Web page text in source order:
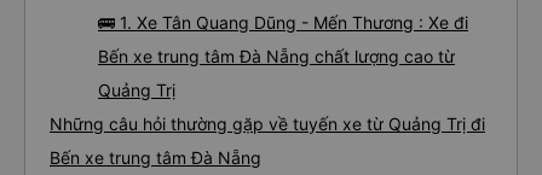
🚌 1. Xe Tân Quang Dũng - Mến Thương : Xe đi
Bến xe trung tâm Đà Nẵng chất lượng cao từ
Quảng Trị
Những câu hỏi thường gặp về tuyến xe từ Quảng Trị đi
Bến xe trung tâm Đà Nẵng